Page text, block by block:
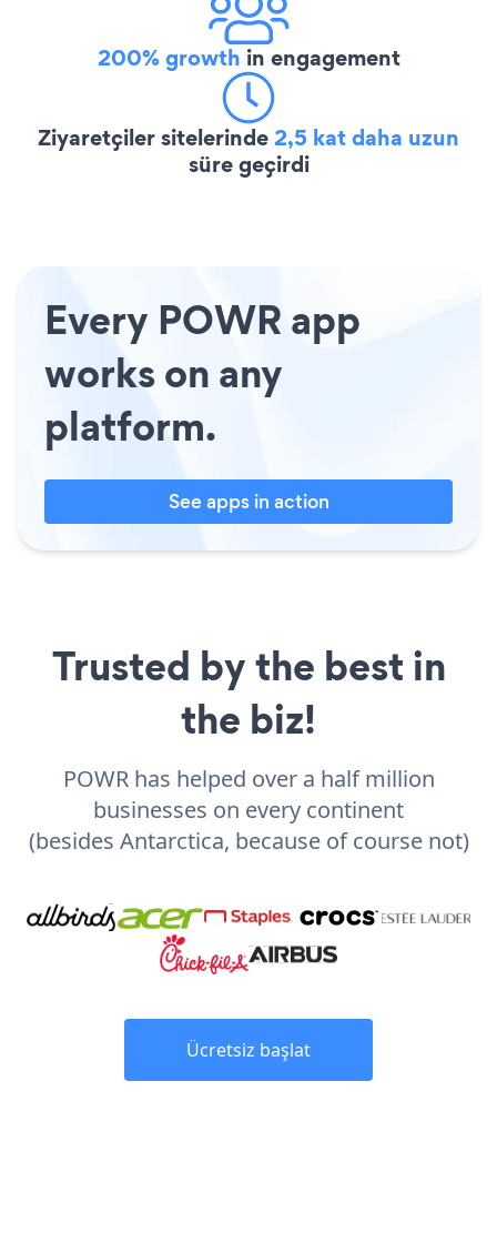
200% growth in engagement
Ziyaretçiler sitelerinde2,5 kat daha uzun
süre geçirdi
Every POWR app
works on any
platform.
See apps in action
Trusted by the best in
the biz!
POWR has helped over a half million
businesses on every continent
(besides Antarctica, because of course not)
Ücretsiz başlat